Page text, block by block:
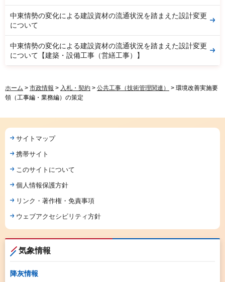
中東情勢の変化による建設資材の流通状況を踏まえた設計変更
について
中東情勢の変化による建設資材の流通状況を踏まえた設計変更
について【建築・設備工事（営繕工事）】
ホーム > 市政情報 > 入札・契約 > 公共工事（技術管理関連）
> 環境改善実施要
領（工事編・業務編）の策定
サイトマップ
携帯サイト
このサイトについて
個人情報保護方針
リンク・著作権・免責事項
ウェブアクセシビリティ方針
気象情報
降灰情報